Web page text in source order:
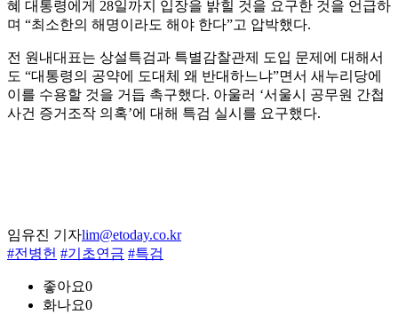
혜 대통령에게 28일까지 입장을 밝힐 것을 요구한 것을 언급하
며 “최소한의 해명이라도 해야 한다”고 압박했다.
전 원내대표는 상설특검과 특별감찰관제 도입 문제에 대해서
도 “대통령의 공약에 도대체 왜 반대하느냐”면서 새누리당에
이를 수용할 것을 거듭 촉구했다. 아울러 ‘서울시 공무원 간첩
사건 증거조작 의혹’에 대해 특검 실시를 요구했다.
임유진 기자lim@etoday.co.kr
#전병헌 #기초연금 #특검
좋아요0
화나요0